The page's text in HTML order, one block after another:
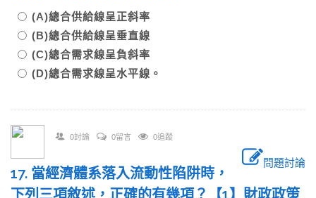
(A)總合供給線呈正斜率
(B)總合供給線呈垂直線
(C)總合需求線呈負斜率
(D)總合需求線呈水平線。
0討論 0留言 0追蹤
問題討論
17. 當經濟體系落入流動性陷阱時，
下列三項敘述，正確的有幾項？【1】財政政策